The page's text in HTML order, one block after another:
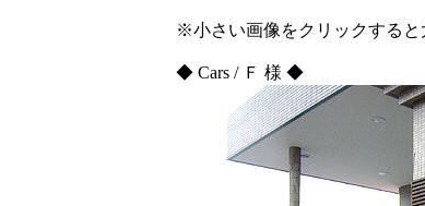
※小さい画像をクリックすると
◆ Cars / Ｆ 様 ◆